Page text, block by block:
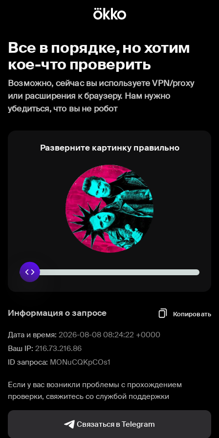
Все в порядке, но хотим
кое-что проверить
Возможно, сейчас вы используете VPN/proxy
или расширения к браузеру. Нам нужно
убедиться, что вы не робот
Разверните картинку правильно
Информация о запросе Копировать
Дата и время: 2026-08-08 08:24:22 +0000
Ваш IP: 216.73.216.86
ID запроса: MONuCQKpCOs1
Если у вас возникли проблемы с прохождением
проверки, свяжитесь со службой поддержки
Связаться в Telegram